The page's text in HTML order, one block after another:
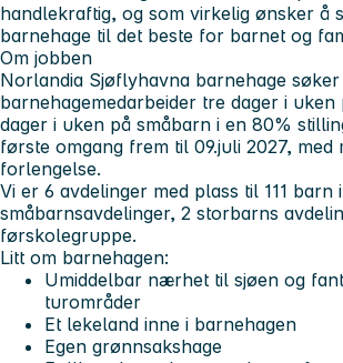
handlekraftig, og som virkelig ønsker å
barnehage til det beste for barnet og
Om jobben
Norlandia Sjøflyhavna barnehage søker
barnehagemedarbeider tre dager i
dager i uken på småbarn i en 80%
første omgang frem til 09.juli 2027, med
forlengelse.
Vi er 6 avdelinger med plass til 111 barn
småbarnsavdelinger, 2 storbarns
førskolegruppe.
Litt om barnehagen:
Umiddelbar nærhet til sjøen og
turområder
Et lekeland inne i barnehagen
Egen grønnsakshage